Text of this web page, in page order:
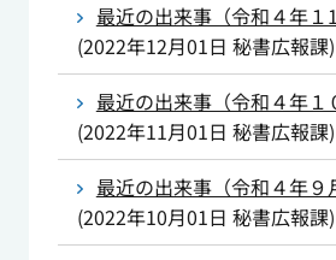
最近の出来事（令和４年１1
(2022年12月01日 秘書広報課)
最近の出来事（令和４年１
(2022年11月01日 秘書広報課)
最近の出来事（令和４年９
(2022年10月01日 秘書広報課)